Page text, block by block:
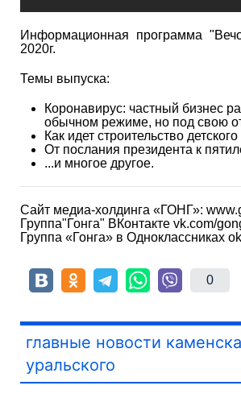
Информационная программа
2020г.
Темы выпуска:
Коронавирус: частный бизнес
обычном режиме, но под свою
Как идет строительство
От послания президента к
...и многое другое.
Сайт медиа-холдинга «ГОНГ»:
Группа"Гонга" ВКонтакте vk.com/
Группа «Гонга» в Одноклассниках
0
главные новости
уральского